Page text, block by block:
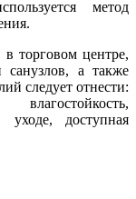
метод
торговом центре,
а также
следует отнести:
уходе, доступная